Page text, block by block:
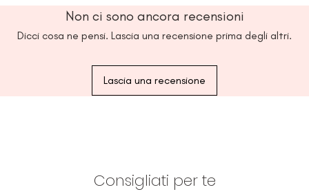
spugna di cotone
Italia utilizzando
30, 40 gradi
Non ci sono ancora recensioni
Dicci cosa ne pensi. Lascia una recensione prima degli altri.
Lascia una recensione
Consigliati per te